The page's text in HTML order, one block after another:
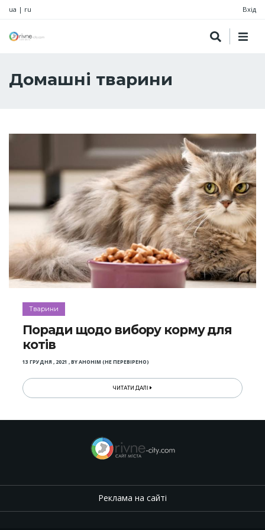
ua | ru Вхід
Домашні тварини
Тварини
Поради щодо вибору корму для
котів
13 ГРУДНЯ , 2021 ,BYАНОНІМ (НЕ ПЕРЕВІРЕНО)
ЧИТАТИ ДАЛІ
Реклама на сайті